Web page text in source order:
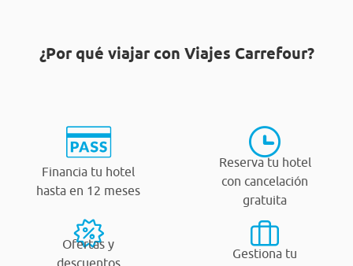
¿Por qué viajar con Viajes Carrefour?
Financia tu hotel
hasta en 12 meses
Reserva tu hotel
con cancelación
gratuita
Ofertas y
descuentos
Gestiona tu